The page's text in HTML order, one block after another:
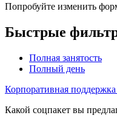
Попробуйте изменить
Быстрые
Полная занятость
Полный день
Корпоративная поддержка
Какой соцпакет вы